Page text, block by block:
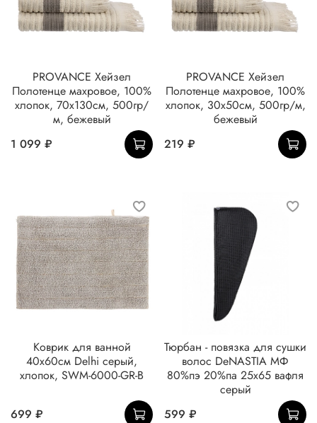
PROVANCE Хейзел
Полотенце махровое, 100%
хлопок, 70х130см, 500гр/
м, бежевый
1 099 ₽
PROVANCE Хейзел
Полотенце махровое, 100%
хлопок, 30х50см, 500гр/м,
бежевый
219 ₽
Коврик для ванной
40х60см Delhi серый,
хлопок, SWM-6000-GR-B
699 ₽
Тюрбан - повязка для сушки
волос DeNASTIA МФ
80%пэ 20%па 25x65 вафля
серый
599 ₽